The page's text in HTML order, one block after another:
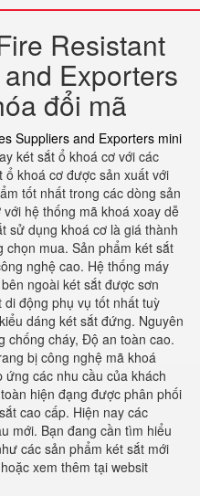
Resistant
Exporters
đổi mã
Suppliers and Exporters mini
két sắt ổ khoá cơ với các
ổ khoá cơ được sản xuất với
tốt nhất trong các dòng sản
hệ thống mã khoá xoay dễ
sử dụng khoá cơ là giá thành
chọn mua. Sản phẩm két sắt
nghệ cao. Hệ thống máy
ngoài két sắt được sơn
động phụ vụ tốt nhất tuỳ
dáng két sắt đứng. Nguyên
chống cháy, Độ an toàn cao.
bị công nghệ mã khoá
các nhu cầu của khách
hiện đạng được phân phối
cao cấp. Hiện nay các
mới. Bạn đang cần tìm hiểu
các sản phẩm két sắt mới
xem thêm tại websit